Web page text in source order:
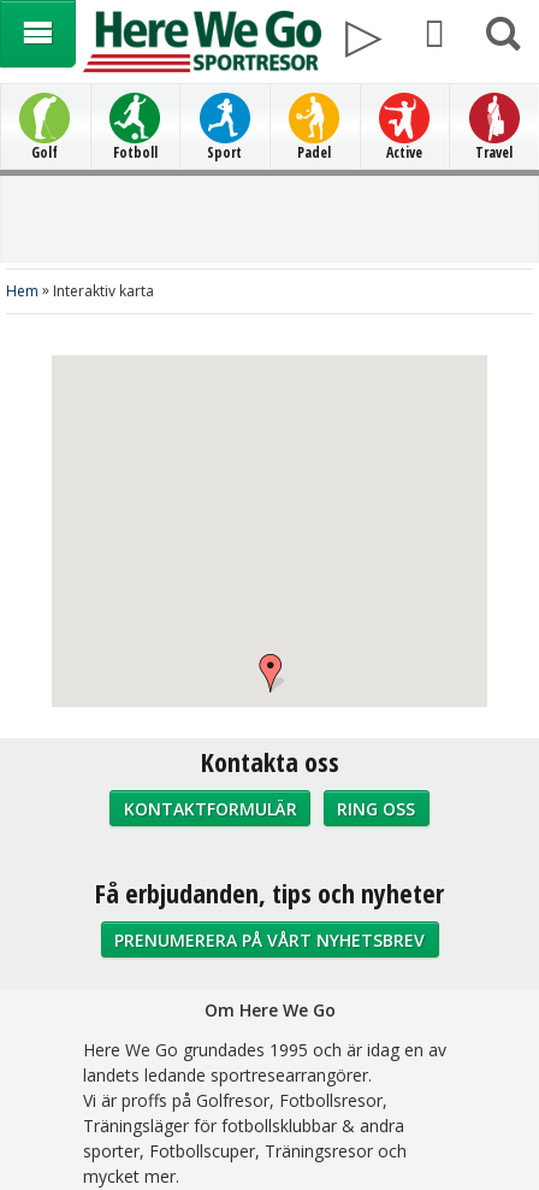
Golf Fotboll Sport Padel Active Travel
Hem » Interaktiv karta
Kontakta oss
KONTAKTFORMULÄR RING OSS
Sociala medier
Få erbjudanden, tips och nyheter
PRENUMERERA PÅ VÅRT NYHETSBREV
Om Here We Go
Here We Go grundades 1995 och är idag en av
landets ledande sportresearrangörer.
Vi är proffs på Golfresor, Fotbollsresor,
Träningsläger för fotbollsklubbar & andra
sporter, Fotbollscuper, Träningsresor och
mycket mer.